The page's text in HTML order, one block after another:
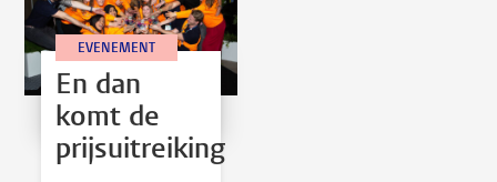
EVENEMENT
En dan
komt de
prijsuitreiking